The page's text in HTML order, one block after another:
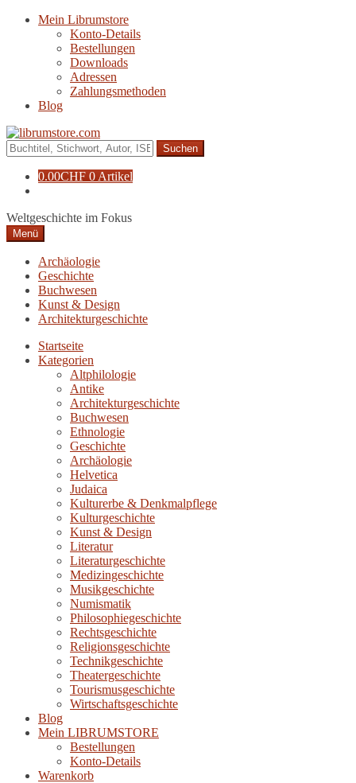
Navigation
Zum
Mein Librumstore
Konto-Details
Bestellungen
Downloads
Adressen
Zahlungsmethoden
Blog
Suche
nach:
0.00CHF 0 Artikel
Weltgeschichte im Fokus
Menü
Archäologie
Geschichte
Buchwesen
Kunst & Design
Architekturgeschichte
Startseite
Kategorien
Altphilologie
Antike
Architekturgeschichte
Buchwesen
Ethnologie
Geschichte
Archäologie
Helvetica
Judaica
Kulturerbe & Denkmalpflege
Kulturgeschichte
Kunst & Design
Literatur
Literaturgeschichte
Medizingeschichte
Musikgeschichte
Numismatik
Philosophiegeschichte
Rechtsgeschichte
Religionsgeschichte
Technikgeschichte
Theatergeschichte
Tourismusgeschichte
Wirtschaftsgeschichte
Blog
Mein LIBRUMSTORE
Bestellungen
Konto-Details
Warenkorb